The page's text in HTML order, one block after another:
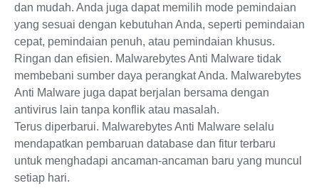
dan mudah. Anda juga dapat memilih mode pemindaian
yang sesuai dengan kebutuhan Anda, seperti pemindaian
cepat, pemindaian penuh, atau pemindaian khusus.
Ringan dan efisien. Malwarebytes Anti Malware tidak
membebani sumber daya perangkat Anda. Malwarebytes
Anti Malware juga dapat berjalan bersama dengan
antivirus lain tanpa konflik atau masalah.
Terus diperbarui. Malwarebytes Anti Malware selalu
mendapatkan pembaruan database dan fitur terbaru
untuk menghadapi ancaman-ancaman baru yang muncul
setiap hari.